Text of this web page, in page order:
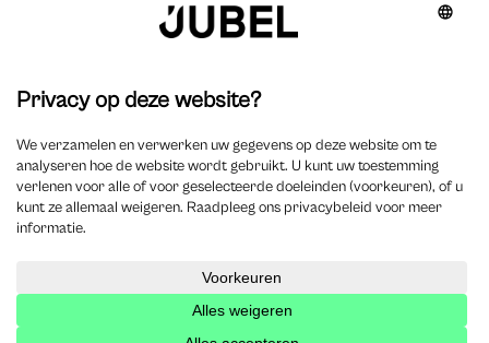
Auteurs
Overzicht auteurs
Auteur worden?
2025 Jubel – Webdesign byWisemen
Cookieverklaring–Disclaimer–